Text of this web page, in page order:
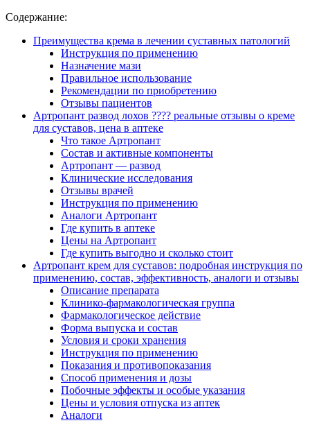
Содержание:
Преимущества крема в лечении суставных патологий
Инструкция по применению
Назначение мази
Правильное использование
Рекомендации по приобретению
Отзывы пациентов
Артропант развод лохов ???? реальные отзывы о креме
для суставов, цена в аптеке
Что такое Артропант
Состав и активные компоненты
Артропант — развод
Клинические исследования
Отзывы врачей
Инструкция по применению
Аналоги Артропант
Где купить в аптеке
Цены на Артропант
Где купить выгодно и сколько стоит
Артропант крем для суставов: подробная инструкция по
применению, состав, эффективность, аналоги и отзывы
Описание препарата
Клинико-фармакологическая группа
Фармакологическое действие
Форма выпуска и состав
Условия и сроки хранения
Инструкция по применению
Показания и противопоказания
Способ применения и дозы
Побочные эффекты и особые указания
Цены и условия отпуска из аптек
Аналоги